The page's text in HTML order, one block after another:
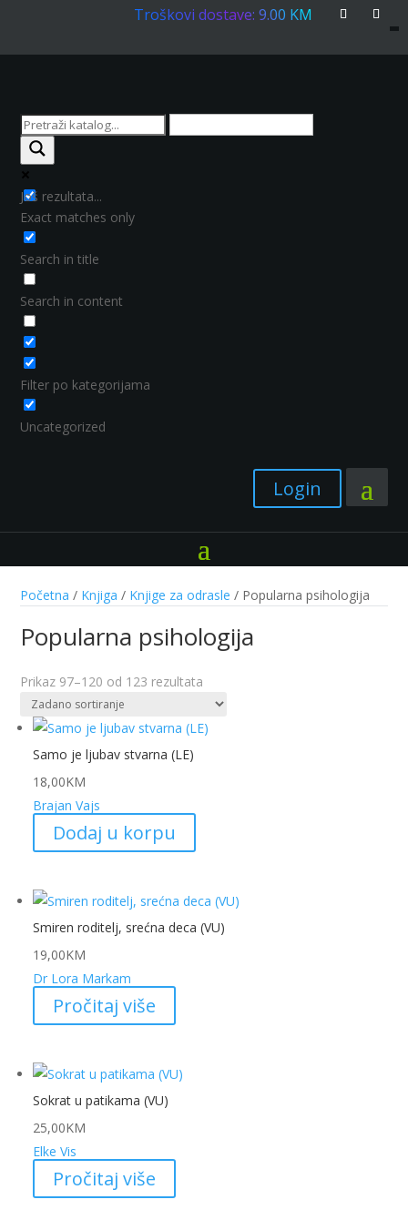
Troškovi dostave: 9.00 KM
Još rezultata...
Exact matches only
Search in title
Search in content
Filter po kategorijama
Uncategorized
Login
Početna / Knjiga / Knjige za odrasle / Popularna psihologija
Popularna psihologija
Prikaz 97–120 od 123 rezultata
Samo je ljubav stvarna (LE)
18,00KM
Brajan Vajs
Dodaj u korpu
Smiren roditelj, srećna deca (VU)
19,00KM
Dr Lora Markam
Pročitaj više
Sokrat u patikama (VU)
25,00KM
Elke Vis
Pročitaj više